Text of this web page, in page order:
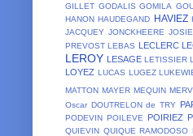
GILLET GODALIS GOMILA
HANON HAUDEGAND HAVIEZ
JACQUEY JONCKHEERE
PREVOST LEBAS LECLERC
LEROY LESAGE LETISSIER
LOYEZ LUCAS LUGEZ
MATTON MAYER MEQUIN
Oscar DOUTRELON de TRY
PODEVIN POILEVE POIRIEZ
QUIEVIN QUIQUE RAMODOSO